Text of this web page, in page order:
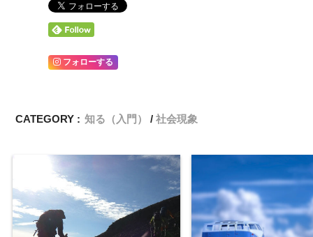
フォローする
CATEGORY : 知る（入門） 社会現象